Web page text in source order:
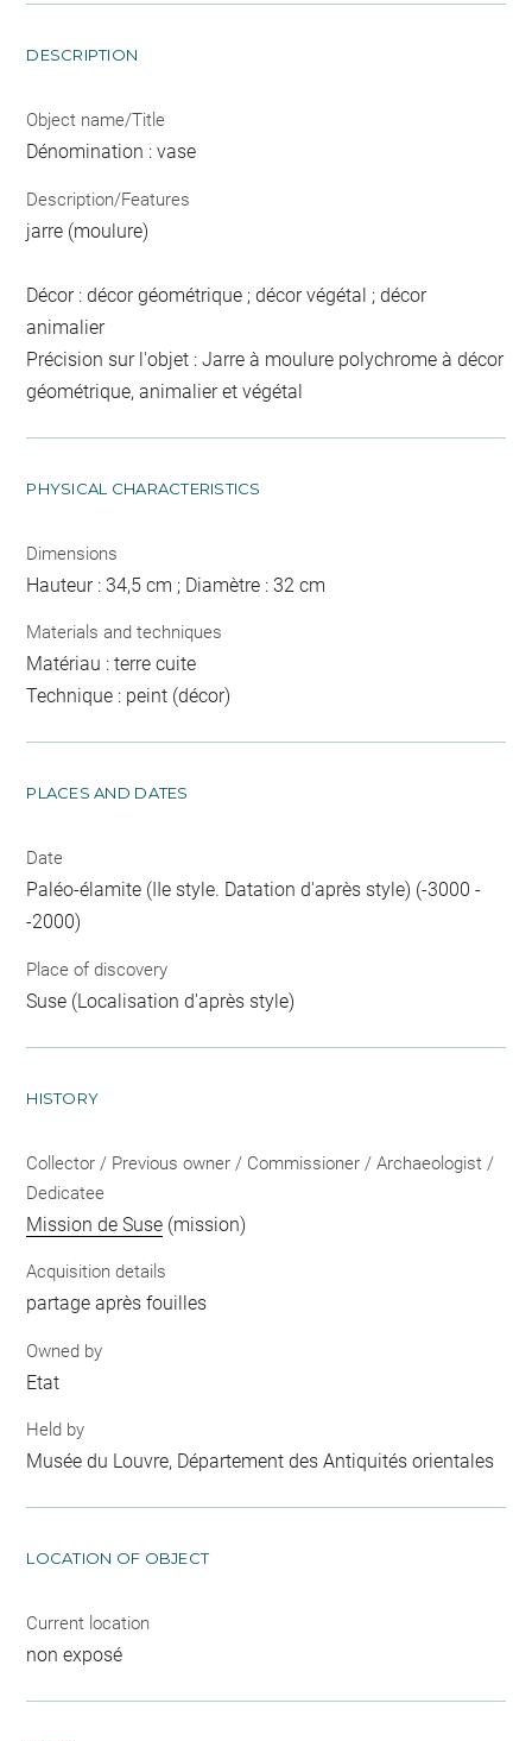
DESCRIPTION
Object name/Title
Dénomination : vase
Description/Features
jarre (moulure)
Décor : décor géométrique ; décor végétal ; décor
animalier
Précision sur l'objet : Jarre à moulure polychrome à décor
géométrique, animalier et végétal
PHYSICAL CHARACTERISTICS
Dimensions
Hauteur : 34,5 cm ; Diamètre : 32 cm
Materials and techniques
Matériau : terre cuite
Technique : peint (décor)
PLACES AND DATES
Date
Paléo-élamite (IIe style. Datation d'après style) (-3000 -
-2000)
Place of discovery
Suse (Localisation d'après style)
HISTORY
Collector / Previous owner / Commissioner / Archaeologist /
Dedicatee
Mission de Suse (mission)
Acquisition details
partage après fouilles
Owned by
Etat
Held by
Musée du Louvre, Département des Antiquités orientales
LOCATION OF OBJECT
Current location
non exposé